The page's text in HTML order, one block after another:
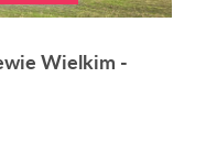
Wielkim -